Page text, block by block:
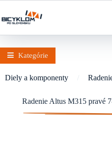
obsah
Diely a komponenty
Radenie Altus M315 pravé
Kategórie